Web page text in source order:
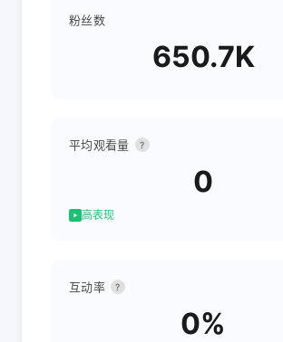
粉丝数
650.7K
平均观看量 ?
0
高表现
互动率 ?
0%